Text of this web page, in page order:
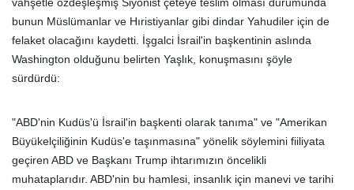
bunun Müslümanlar ve Hıristiyanlar gibi dindar Yahudiler için de
felaket olacağını kaydetti. İşgalci İsrail'in başkentinin aslında
Washington olduğunu belirten Yaşlık, konuşmasını şöyle
sürdürdü:
"ABD'nin Kudüs'ü İsrail'in başkenti olarak tanıma" ve "Amerikan
Büyükelçiliğinin Kudüs'e taşınmasına" yönelik söylemini fiiliyata
geçiren ABD ve Başkanı Trump ihtarımızın öncelikli
muhataplarıdır. ABD'nin bu hamlesi, insanlık için manevi ve tarihi